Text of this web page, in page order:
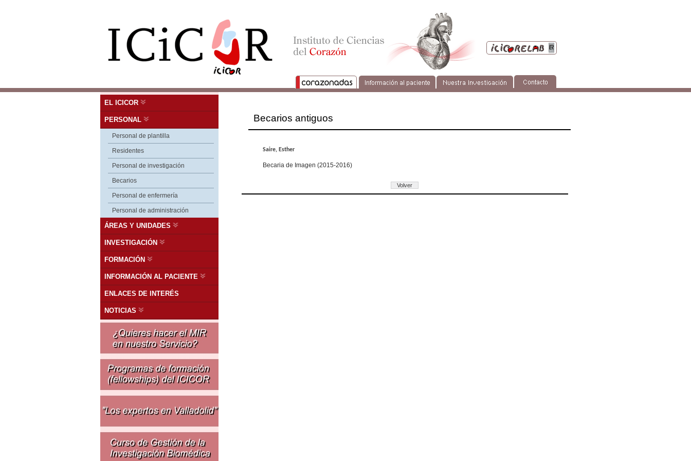
EL ICICOR
PERSONAL
Personal de plantilla
Residentes
Personal de investigación
Becarios
Personal de enfermería
Personal de administración
ÁREAS Y UNIDADES
INVESTIGACIÓN
FORMACIÓN
INFORMACIÓN AL PACIENTE
ENLACES DE INTERÉS
NOTICIAS
Becarios antiguos
Saire, Esther
Becaria de Imagen (2015-2016)
Volver